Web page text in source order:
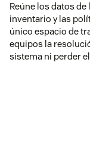
Reúne los datos
inventario y las
único espacio de
equipos la
sistema ni perder